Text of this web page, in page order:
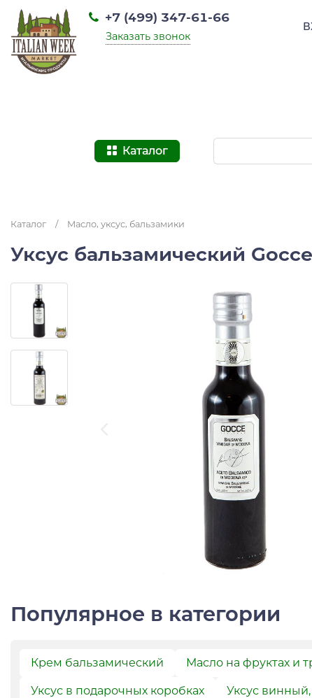
+7 (499) 347-61-66
Заказать звонок
Каталог
Каталог / Масло, уксус, бальзамики
Уксус бальзамический
Популярное в категории
Крем бальзамический Масло на фруктах и
Уксус в подарочных коробках Уксус